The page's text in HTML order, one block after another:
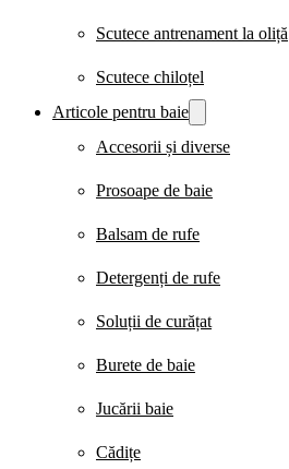
Scutece antrenament la oliță
Scutece chiloțel
Articole pentru baie
Accesorii și diverse
Prosoape de baie
Balsam de rufe
Detergenți de rufe
Soluții de curățat
Burete de baie
Jucării baie
Cădițe